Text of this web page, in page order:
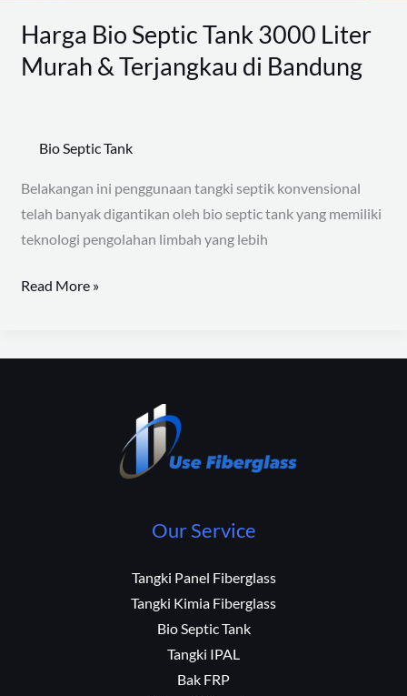
Harga Bio Septic Tank 3000 Liter
Murah & Terjangkau di Bandung
Bio Septic Tank
Belakangan ini penggunaan tangki septik konvensional
telah banyak digantikan oleh bio septic tank yang memiliki
teknologi pengolahan limbah yang lebih
Bandung
Read More »
Our Service
Tangki Panel Fiberglass
Tangki Kimia Fiberglass
Bio Septic Tank
Tangki IPAL
Bak FRP